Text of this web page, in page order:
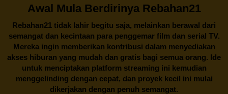
Awal Mula Berdirinya Rebahan21
Rebahan21 tidak lahir begitu saja, melainkan berawal dari
semangat dan kecintaan para penggemar film dan serial TV.
Mereka ingin memberikan kontribusi dalam menyediakan
akses hiburan yang mudah dan gratis bagi semua orang. Ide
untuk menciptakan platform streaming ini kemudian
menggelinding dengan cepat, dan proyek kecil ini mulai
dikerjakan dengan penuh semangat.